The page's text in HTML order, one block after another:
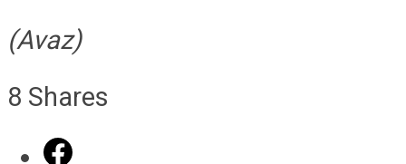
(Avaz)
8 Shares